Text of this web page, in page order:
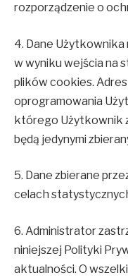
rozporządzenie o
4. Dane Użytkownika
w wyniku wejścia na
plików cookies.
oprogramowania
którego Użytkownik
będą jedynymi
5. Dane zbierane
celach
6. Administrator
niniejszej Polityki
aktualności. O